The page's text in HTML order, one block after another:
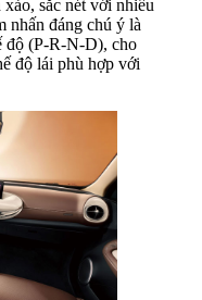
sắc nét với nhiều
nhấn đáng chú ý là
độ (P-R-N-D), cho
độ lái phù hợp với